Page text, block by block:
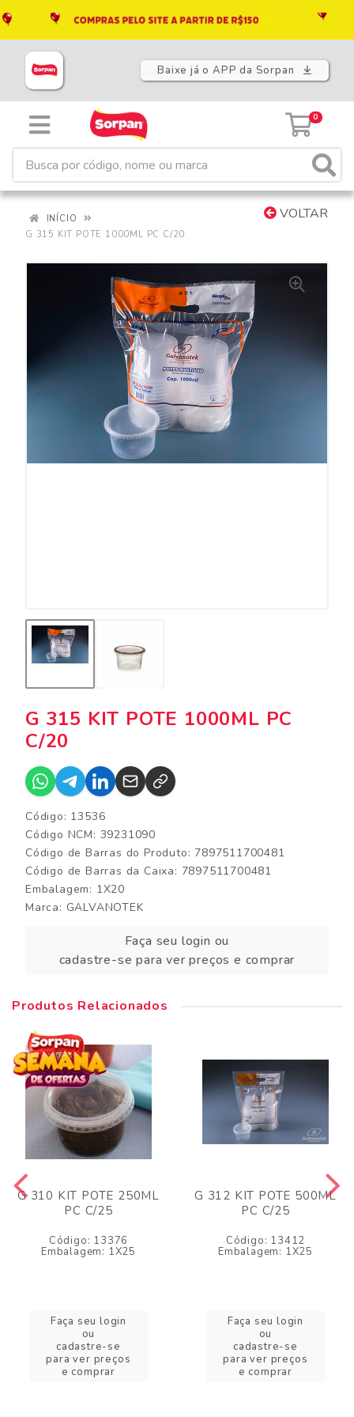
Baixe já o APP da Sorpan
0
VOLTAR
INÍCIO
G 315 KIT POTE 1000ML PC C/20
G 315 KIT POTE 1000ML PC
C/20
Código: 13536
Código NCM: 39231090
Código de Barras do Produto: 7897511700481
Código de Barras da Caixa: 7897511700481
Embalagem: 1X20
Marca: GALVANOTEK
Faça seu login ou
cadastre-se para ver preços e comprar
Produtos Relacionados
G 310 KIT POTE 250ML
PC C/25
Código: 13376
Embalagem: 1X25
Faça seu login
ou
cadastre-se
para ver preços
e comprar
G 312 KIT POTE 500ML
PC C/25
Código: 13412
Embalagem: 1X25
Faça seu login
ou
cadastre-se
para ver preços
e comprar